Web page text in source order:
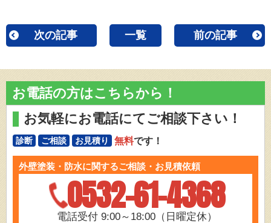
次の記事 一覧 前の記事
お電話の方はこちらから！
お気軽にお電話にてご相談下さい！
診断 ご相談 お見積り 無料です！
外壁塗装・防水に関するご相談・お見積依頼
0532-61-4368
電話受付 9:00～18:00（日曜定休）